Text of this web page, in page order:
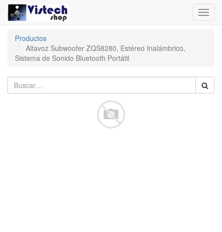
Productos
Altavoz Subwoofer ZQS8280, Estéreo Inalámbrico,
Sistema de Sonido Bluetooth Portátil